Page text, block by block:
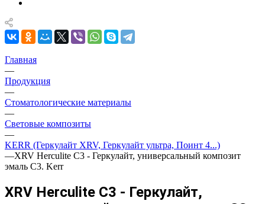
Главная
—
Продукция
—
Стоматологические материалы
—
Световые композиты
—
KERR (Геркулайт XRV, Геркулайт ультра, Поинт 4...)
—XRV Herculite C3 - Геркулайт, универсальный композит
эмаль C3. Kerr
XRV Herculite C3 - Геркулайт,